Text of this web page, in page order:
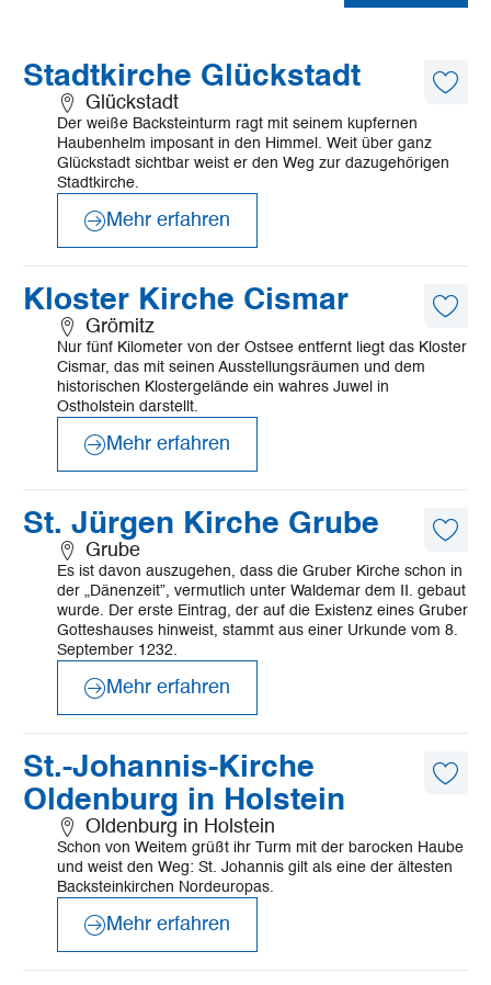
Stadtkirche Glückstadt
Glückstadt
Der weiße Backsteinturm ragt mit seinem kupfernen
Haubenhelm imposant in den Himmel. Weit über ganz
Glückstadt sichtbar weist er den Weg zur dazugehörigen
Stadtkirche.
Mehr
erfahren
Mehr erfahren
Kloster Kirche Cismar
Grömitz
Nur fünf Kilometer von der Ostsee entfernt liegt das Kloster
Cismar, das mit seinen Ausstellungsräumen und dem
historischen Klostergelände ein wahres Juwel in
Ostholstein darstellt.
Mehr
erfahren
Mehr erfahren
St. Jürgen Kirche Grube
Grube
Es ist davon auszugehen, dass die Gruber Kirche schon in
der „Dänenzeit”, vermutlich unter Waldemar dem II. gebaut
wurde. Der erste Eintrag, der auf die Existenz eines Gruber
Gotteshauses hinweist, stammt aus einer Urkunde vom 8.
September 1232.
Mehr
erfahren
Mehr erfahren
St.-Johannis-Kirche
Oldenburg in Holstein
Oldenburg in Holstein
Schon von Weitem grüßt ihr Turm mit der barocken Haube
und weist den Weg: St. Johannis gilt als eine der ältesten
Backsteinkirchen Nordeuropas.
Mehr
erfahren
Mehr erfahren